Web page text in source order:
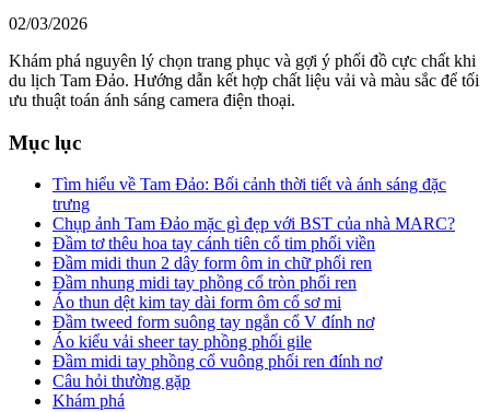
02/03/2026
Khám phá nguyên lý chọn trang phục và gợi ý phối đồ cực chất khi
du lịch Tam Đảo. Hướng dẫn kết hợp chất liệu vải và màu sắc để tối
ưu thuật toán ánh sáng camera điện thoại.
Mục lục
Tìm hiểu về Tam Đảo: Bối cảnh thời tiết và ánh sáng đặc
trưng
Chụp ảnh Tam Đảo mặc gì đẹp với BST của nhà MARC?
Đầm tơ thêu hoa tay cánh tiên cổ tim phối viền
Đầm midi thun 2 dây form ôm in chữ phối ren
Đầm nhung midi tay phồng cổ tròn phối ren
Áo thun dệt kim tay dài form ôm cổ sơ mi
Đầm tweed form suông tay ngắn cổ V đính nơ
Áo kiểu vải sheer tay phồng phối gile
Đầm midi tay phồng cổ vuông phối ren đính nơ
Câu hỏi thường gặp
Khám phá